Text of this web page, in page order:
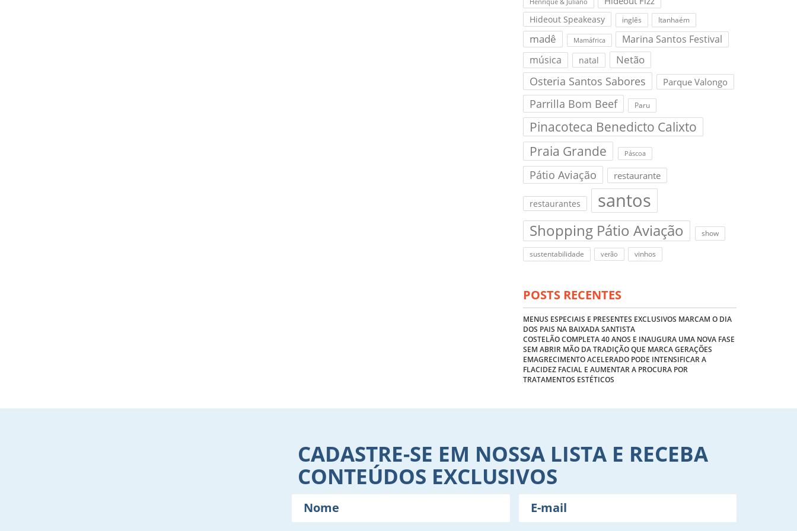
Hideout Speakeasy inglês Itanhaém
madê Mamáfrica
Marina Santos Festival
música
natal Netão
Osteria Santos Sabores Parque Valongo
Parrilla Bom Beef Paru
Pinacoteca Benedicto Calixto
Praia Grande
Páscoa
Pátio Aviação restaurante
restaurantes santos
Shopping Pátio Aviação show
sustentabilidade verão vinhos
POSTS RECENTES
MENUS ESPECIAIS E PRESENTES EXCLUSIVOS MARCAM O DIA
DOS PAIS NA BAIXADA SANTISTA
COSTELÃO COMPLETA 40 ANOS E INAUGURA UMA NOVA FASE
SEM ABRIR MÃO DA TRADIÇÃO QUE MARCA GERAÇÕES
EMAGRECIMENTO ACELERADO PODE INTENSIFICAR A
FLACIDEZ FACIAL E AUMENTAR A PROCURA POR
TRATAMENTOS ESTÉTICOS
CADASTRE-SE EM NOSSA LISTA E RECEBA
CONTEÚDOS EXCLUSIVOS